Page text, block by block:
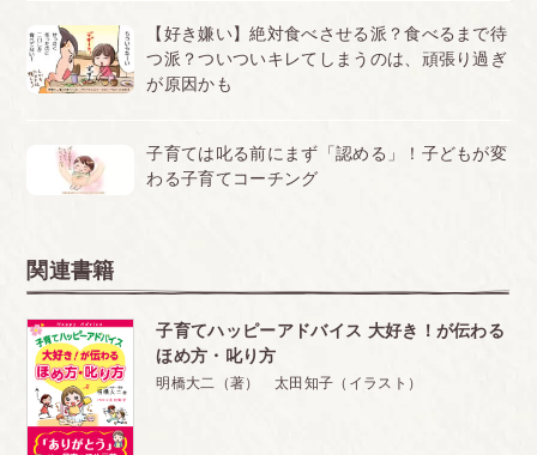
2011.12.02
「赤ちゃんの甘えは、泣くこと」というフレーズは、すごく心に残
りました。 赤ちゃんが泣いて、思うようにいかなくて、イライラす
ピーアドバイス
今年５歳になる長女に、我慢ばかりさせていました。 「10歳まで
は甘えさせていい」ということを聞いて、とても楽になり、娘に優
しく接することができるようになりました。そして、娘に笑顔が...
2011.11.30
必要はありません
(3) 輝ける子に育てるために、大人ができること 2
◆話を聞くときに大切なこと
大きくうなずいて、「そうか、そうか」と言って聞く
(4) 輝ける子に育てるために、大人ができること 3
「がんばれ」より、「がんばってるね」と認めるほう
がいい
【好き嫌い】絶対食べさせる派？食べるまで待
つ派？ついついキレてしまうのは、頑張り過ぎ
が原因かも
子育ては叱る前にまず「認める」！子どもが変
わる子育てコーチング
関連書籍
子育てハッピーアドバイス 大好き！が伝わる
ほめ方・叱り方
明橋大二（著） 太田知子（イラスト）